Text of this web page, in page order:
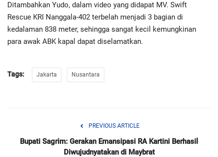
Ditambahkan Yudo, dalam video yang didapat MV. Swift
Rescue KRI Nanggala-402 terbelah menjadi 3 bagian di
kedalaman 838 meter, sehingga sangat kecil kemungkinan
para awak ABK kapal dapat diselamatkan.
Tags: Jakarta Nusantara
PREVIOUS ARTICLE
Bupati Sagrim: Gerakan Emansipasi RA Kartini Berhasil
Diwujudnyatakan di Maybrat